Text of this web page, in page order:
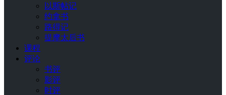
以斯帖记
约拿书
路得记
提摩太后书
课程
评论
书评
影评
时评